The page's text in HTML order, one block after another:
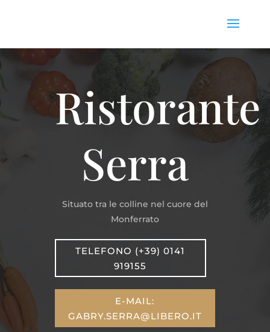
Ristorante
Serra
Situato tra le colline nel cuore del
Monferrato
TELEFONO (+39) 0141
919155
E-MAIL:
GABRY.SERRA@LIBERO.IT